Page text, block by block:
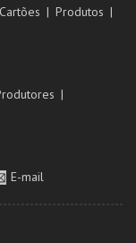
Cartões
Produtos
E-mail